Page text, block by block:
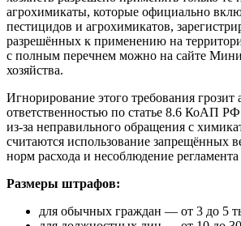
агрохимикаты, которые официально
пестицидов и агрохимикатов,
разрешённых к применению на
с полным перечнем можно на сайте
хозяйства.
Игнорирование этого требования
ответственностью по статье 8.6 КоАП РФ
из‑за неправильного обращения с
считаются использование запрещённых
норм расхода и несоблюдение
Размеры штрафов:
для обычных граждан — от 3 до 5